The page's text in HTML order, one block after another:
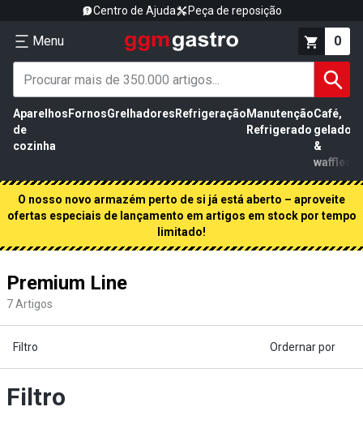
Centro de Ajuda Peça de reposição
Menu 0
Aparelhos
de
cozinha
FornosGrelhadores Refrigeração Manutenção
Refrigerado
Café,
gelados
&
waffles
O nosso novo armazém perto de si já está aberto – aproveite
ofertas especiais de lançamento em artigos em stock por tempo
limitado!
Premium Line
7Artigos
Filtro Ordernar por
Filtro